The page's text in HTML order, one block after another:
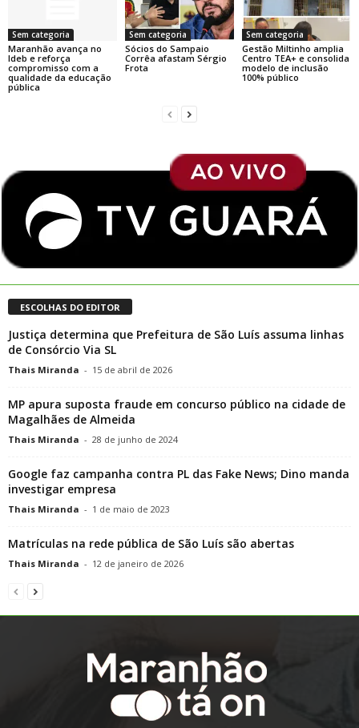
Sem categoria
Maranhão avança no
Ideb e reforça
compromisso com a
qualidade da educação
pública
Sem categoria
Sócios do Sampaio
Corrêa afastam Sérgio
Frota
Sem categoria
Gestão Miltinho amplia
Centro TEA+ e consolida
modelo de inclusão
100% público
ESCOLHAS DO EDITOR
Justiça determina que Prefeitura de São Luís assuma linhas
de Consórcio Via SL
Thais Miranda - 15 de abril de 2026
MP apura suposta fraude em concurso público na cidade de
Magalhães de Almeida
Thais Miranda - 28 de junho de 2024
Google faz campanha contra PL das Fake News; Dino manda
investigar empresa
Thais Miranda - 1 de maio de 2023
Matrículas na rede pública de São Luís são abertas
Thais Miranda - 12 de janeiro de 2026